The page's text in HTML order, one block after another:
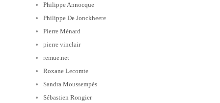
Philippe Annocque
Philippe De Jonckheere
Pierre Ménard
pierre vinclair
remue.net
Roxane Lecomte
Sandra Moussempès
Sébastien Rongier